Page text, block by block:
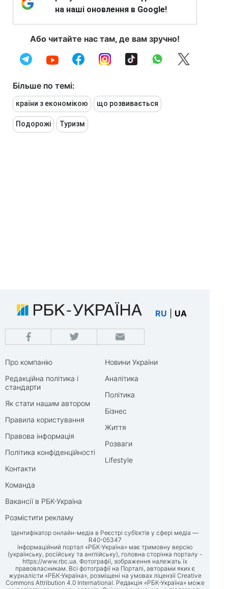
на наші оновлення в Google!
Або читайте нас там, де вам зручно!
Більше по темі:
країни з економікою що розвивається
Подорожі Туризм
RU UA
Про компанію
Редакційна політика і
стандарти
Як стати нашим автором
Правила користування
Правова інформація
Політика конфіденційності
Контакти
Команда
Вакансії в РБК-Україна
Розмістити рекламу
Новини України
Аналітика
Політика
Бізнес
Життя
Розваги
Lifestyle
Ідентифікатор онлайн-медіа в Реєстрі суб’єктів у сфері медіа —
R40-05347
Інформаційний портал «РБК-Україна» має тримовну версію
(українську, російську та англійську), головна сторінка порталу -
https://www.rbc.ua . Фотографії, зображення належать їх
правовласникам. Всі фотографії на Порталі, авторами яких є
журналісти «РБК-Україна», розміщені на умовах ліцензії Creative
Commons Attribution 4.0 International. Редакція «РБК-Україна» може